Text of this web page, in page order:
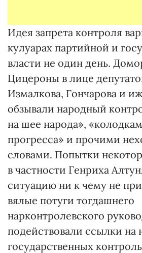
Идея запрета контроля
кулуарах партийной и
власти не один день.
Цицероны в лице
Измалкова, Гончарова и
обзывали народный
на шее народа»,
прогресса» и прочими
словами. Попытки
в частности Генриха
ситуацию ни к чему не
вялые потуги тогдашнего
нарконтролевского
подействовали ссылки на
государственных